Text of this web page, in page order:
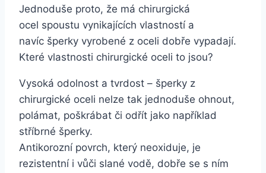
Jednoduše proto, že má chirurgická
ocel spoustu vynikajících vlastností a
navíc šperky vyrobené z oceli dobře vypadají.
Které vlastnosti chirurgické oceli to jsou?
Vysoká odolnost a tvrdost – šperky z
chirurgické oceli nelze tak jednoduše ohnout,
polámat, poškrábat či odřít jako například
stříbrné šperky.
Antikorozní povrch, který neoxiduje, je
rezistentní i vůči slané vodě, dobře se s ním